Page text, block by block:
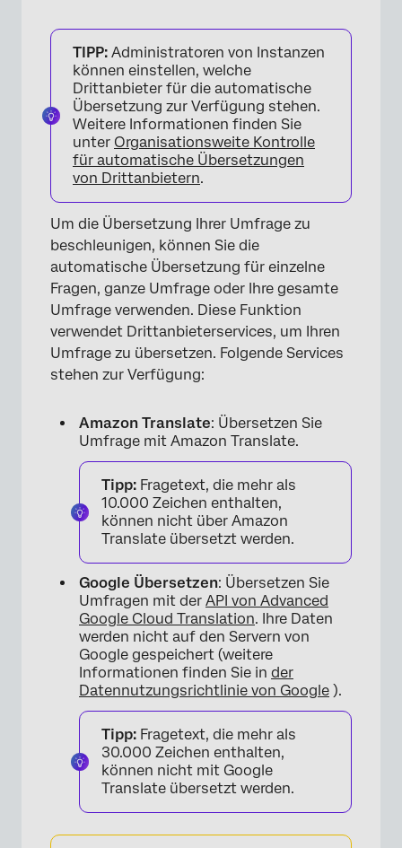
×
TIPP: Administratoren von Instanzen
können einstellen, welche
Drittanbieter für die automatische
Übersetzung zur Verfügung stehen.
Weitere Informationen finden Sie
unter Organisationsweite Kontrolle
für automatische Übersetzungen
von Drittanbietern.
Um die Übersetzung Ihrer Umfrage zu
beschleunigen, können Sie die
automatische Übersetzung für einzelne
Fragen, ganze Umfrage oder Ihre gesamte
Umfrage verwenden. Diese Funktion
verwendet Drittanbieterservices, um Ihren
Umfrage zu übersetzen. Folgende Services
stehen zur Verfügung:
Amazon Translate: Übersetzen Sie
Umfrage mit Amazon Translate.
Tipp: Fragetext, die mehr als
10.000 Zeichen enthalten,
können nicht über Amazon
Translate übersetzt werden.
Google Übersetzen: Übersetzen Sie
Umfragen mit der API von Advanced
Google Cloud Translation. Ihre Daten
werden nicht auf den Servern von
Google gespeichert (weitere
Informationen finden Sie in der
Datennutzungsrichtlinie von Google ).
Tipp: Fragetext, die mehr als
30.000 Zeichen enthalten,
können nicht mit Google
Translate übersetzt werden.